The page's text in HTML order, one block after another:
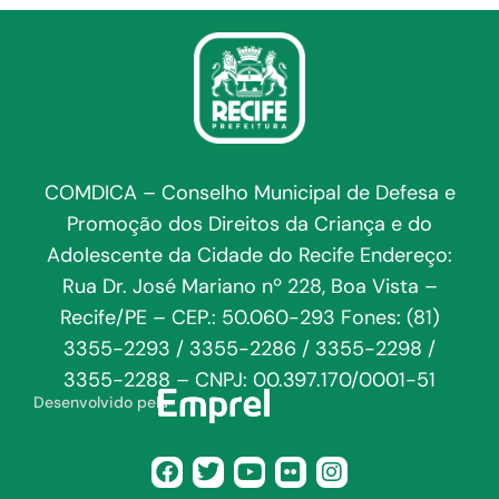
COMDICA – Conselho Municipal de Defesa e
Promoção dos Direitos da Criança e do
Adolescente da Cidade do Recife Endereço:
Rua Dr. José Mariano nº 228, Boa Vista –
Recife/PE – CEP.: 50.060-293 Fones: (81)
3355-2293 / 3355-2286 / 3355-2298 /
3355-2288 – CNPJ: 00.397.170/0001-51
Desenvolvido pela